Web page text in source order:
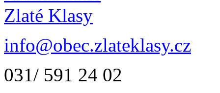
info@obec.zlateklasy.cz
031/ 591 24 02